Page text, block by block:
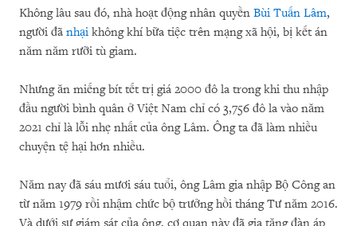
Không lâu sau đó, nhà hoạt động nhân quyền Bùi Tuấn Lâm,
người đã nhại không khí bữa tiệc trên mạng xã hội, bị kết án
năm năm rưỡi tù giam.
Nhưng ăn miếng bít tết trị giá 2000 đô la trong khi thu nhập
đầu người bình quân ở Việt Nam chỉ có 3,756 đô la vào năm
2021 chỉ là lỗi nhẹ nhất của ông Lâm. Ông ta đã làm nhiều
chuyện tệ hại hơn nhiều.
Năm nay đã sáu mươi sáu tuổi, ông Lâm gia nhập Bộ Công an
từ năm 1979 rồi nhậm chức bộ trưởng hồi tháng Tư năm 2016.